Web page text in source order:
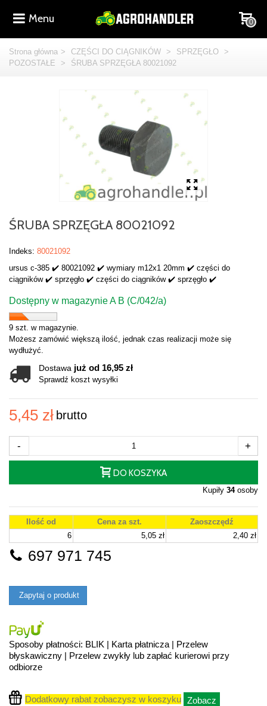
Menu 0
Strona główna > CZĘŚCI DO CIĄGNIKÓW > SPRZĘGŁO
>
POZOSTAŁE
> ŚRUBA SPRZĘGŁA 80021092
ŚRUBA SPRZĘGŁA 80021092
Indeks: 80021092
ursus c-385 ✔️ 80021092 ✔️ wymiary m12x1 20mm ✔️ części do
ciągników ✔️ sprzęgło ✔️ części do ciągników ✔️ sprzęgło ✔️
Dostępny w magazynie A B (C/042/a)
9 szt. w magazynie.
Możesz zamówić większą ilość, jednak czas realizacji może się
wydłużyć.
Dostawa już od 16,95 zł
Sprawdź koszt wysyłki
5,45 zł brutto
- +
DO KOSZYKA
Kupiły 34osoby
Ilość od Cena za szt.
Zaoszczędź
6
5,05 zł 2,40 zł
697 971 745
Zapytaj o produkt
Sposoby płatności: BLIK | Karta płatnicza | Przelew
błyskawiczny | Przelew zwykły lub zapłać kurierowi przy
odbiorze
Dodatkowy rabat zobaczysz w koszyku Zobacz